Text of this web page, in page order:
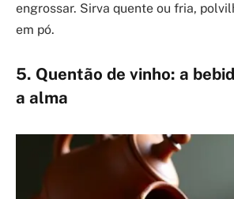
engrossar. Sirva quente ou fria,
em pó.
5. Quentão de vinho: a
a alma